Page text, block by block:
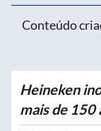
Conteúdo
Heineken
mais de 150